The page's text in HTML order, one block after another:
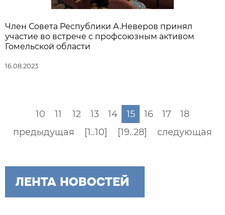
Член Совета Республики А.Неверов принял
участие во встрече с профсоюзным активом
Гомельской области
16.08.2023
предыдущая [1..10]
10 11 12 13 14 15 16 17
18
[19..28]
следующая
ЛЕНТА НОВОСТЕЙ